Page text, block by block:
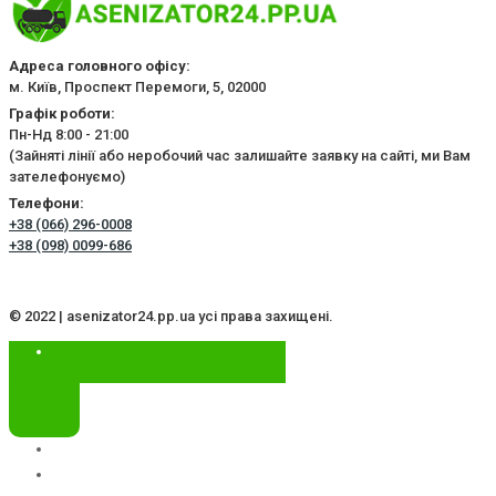
Адреса головного офісу:
м. Київ, Проспект Перемоги, 5, 02000
Графік роботи:
Пн-Нд 8:00 - 21:00
(Зайняті лінії або неробочий час залишайте заявку на сайті, ми Вам
зателефонуємо)
Телефони:
+38 (066) 296-0008
+38 (098) 0099-686
© 2022 | asenizator24.pp.ua усі права захищені.